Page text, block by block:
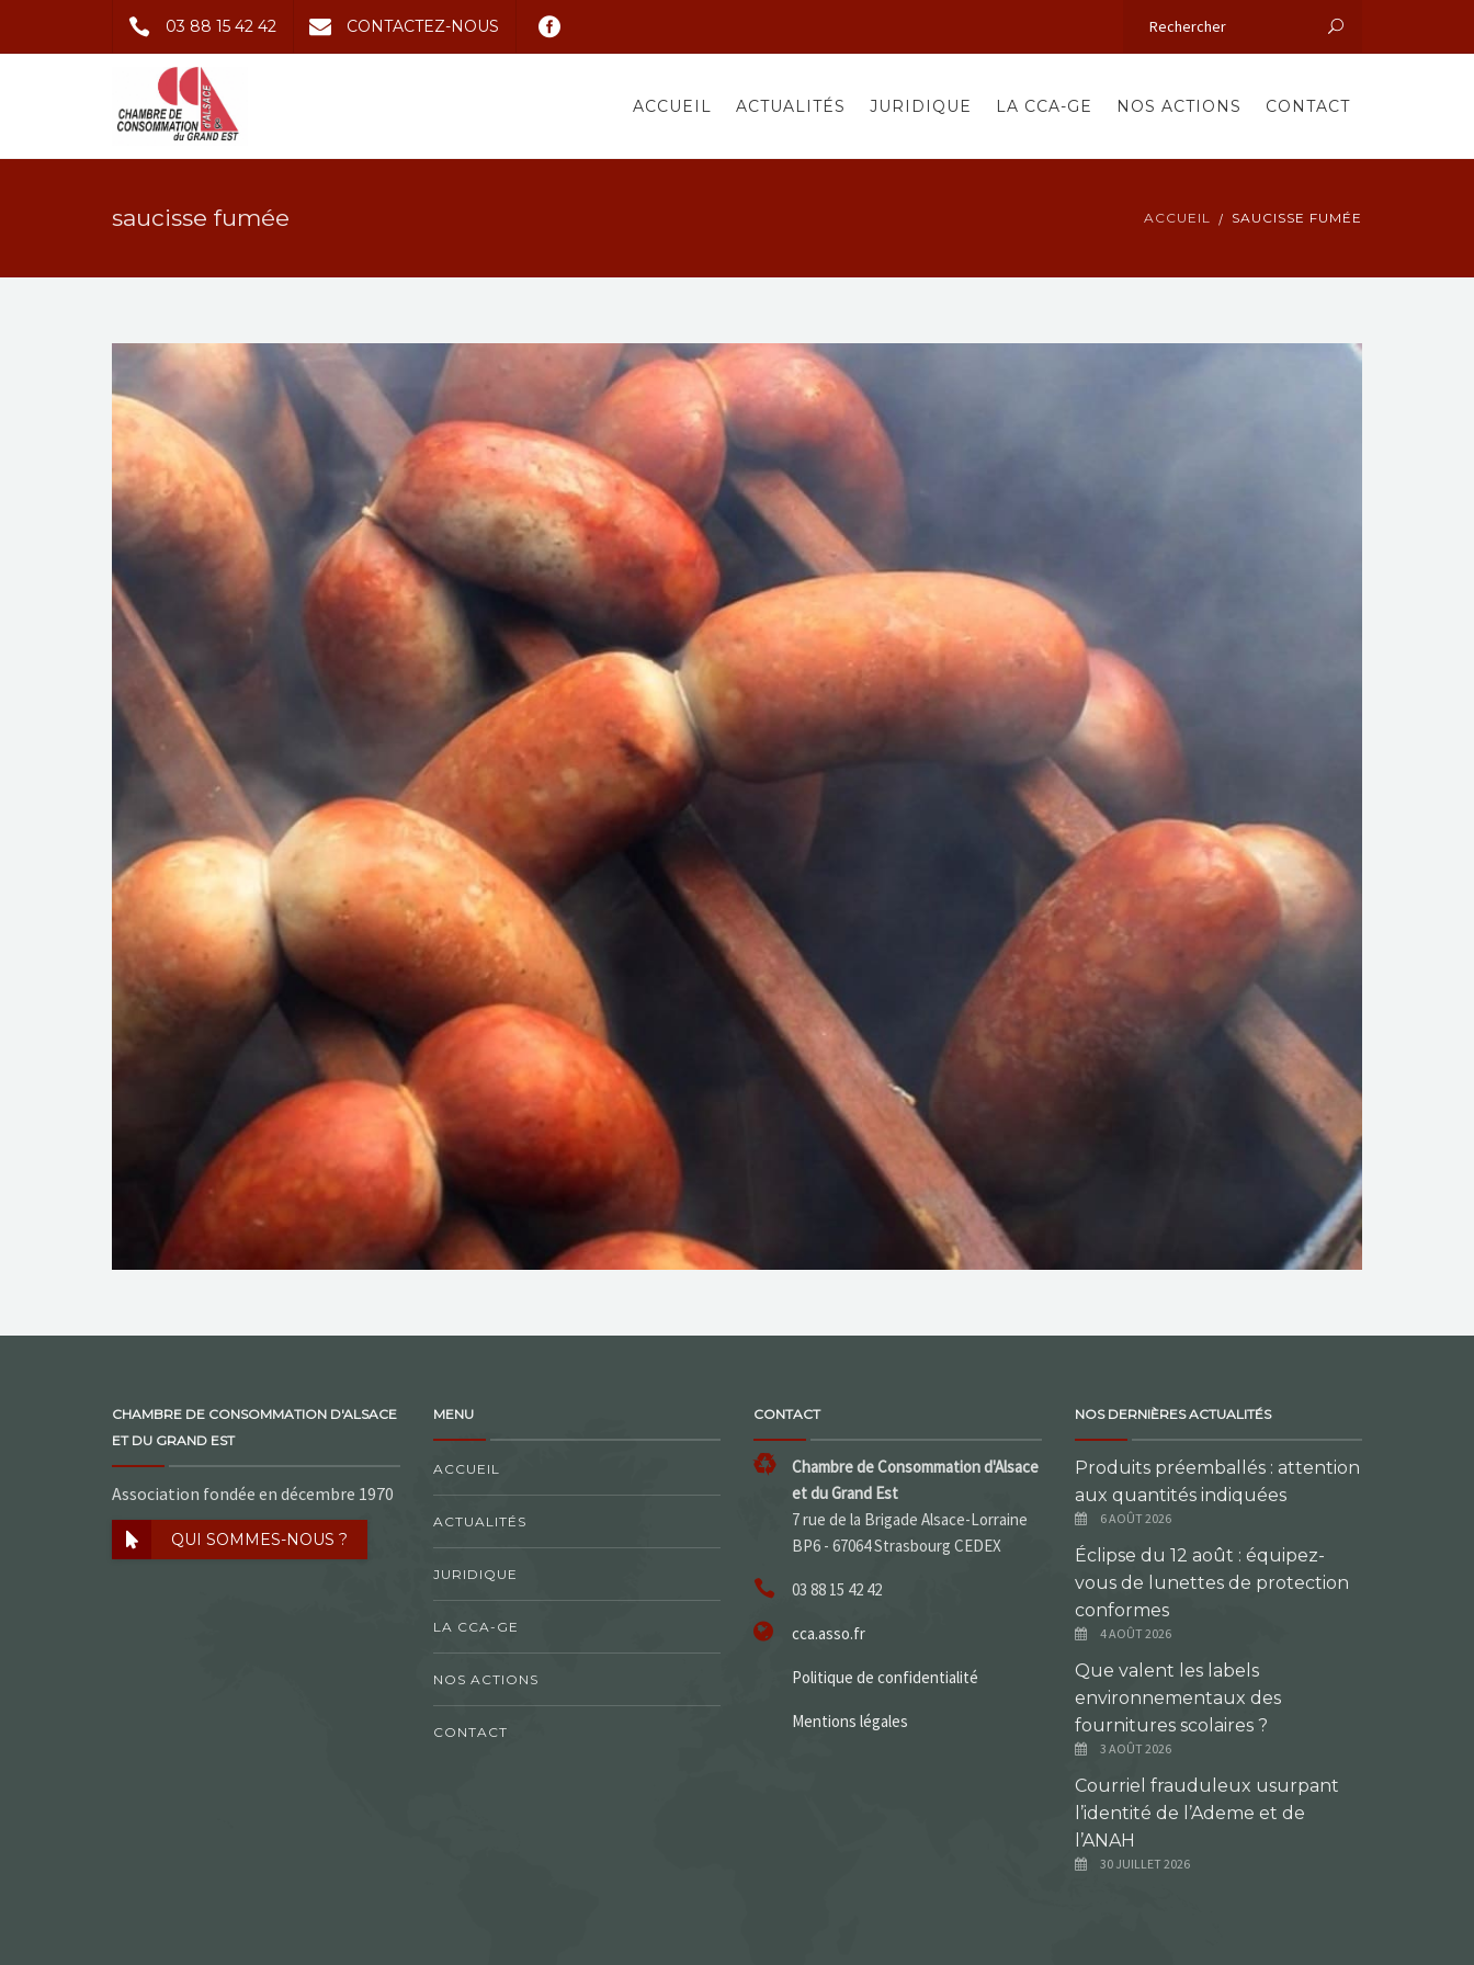
03 88 15 42 42 CONTACTEZ-NOUS
ACCUEIL ACTUALITÉS JURIDIQUE LA CCA-GE NOS ACTIONS CONTACT
saucisse fumée ACCUEIL SAUCISSE FUMÉE
CHAMBRE DE CONSOMMATION D'ALSACE
ET DU GRAND EST
Association fondée en décembre 1970
QUI SOMMES-NOUS ?
MENU
ACCUEIL
ACTUALITÉS
JURIDIQUE
LA CCA-GE
NOS ACTIONS
CONTACT
CONTACT
Chambre de Consommation d'Alsace
et du Grand Est
7 rue de la Brigade Alsace-Lorraine
BP6 - 67064 Strasbourg CEDEX
03 88 15 42 42
cca.asso.fr
Politique de confidentialité
Mentions légales
NOS DERNIÈRES ACTUALITÉS
Produits préemballés : attention
aux quantités indiquées
6 AOÛT 2026
Éclipse du 12 août : équipez-
vous de lunettes de protection
conformes
4 AOÛT 2026
Que valent les labels
environnementaux des
fournitures scolaires ?
3 AOÛT 2026
Courriel frauduleux usurpant
l’identité de l’Ademe et de
l’ANAH
30 JUILLET 2026